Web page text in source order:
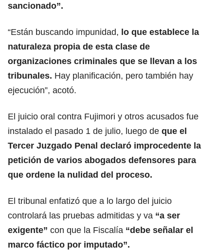
sancionado”.
“Están buscando impunidad, lo que establece la
naturaleza propia de esta clase de
organizaciones criminales que se llevan a los
tribunales. Hay planificación, pero también hay
ejecución”, acotó.
El juicio oral contra Fujimori y otros acusados fue
instalado el pasado 1 de julio, luego de que el
Tercer Juzgado Penal declaró improcedente la
petición de varios abogados defensores para
que ordene la nulidad del proceso.
El tribunal enfatizó que a lo largo del juicio
controlará las pruebas admitidas y va “a ser
exigente” con que la Fiscalía “debe señalar el
marco fáctico por imputado”.